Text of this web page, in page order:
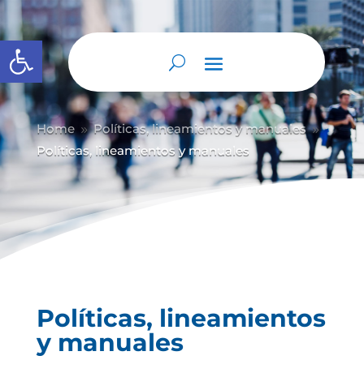
Abrir barra de herramientas
Home 9 Políticas, lineamientos y manuales 9
Políticas, lineamientos y manuales
Políticas, lineamientos
y manuales